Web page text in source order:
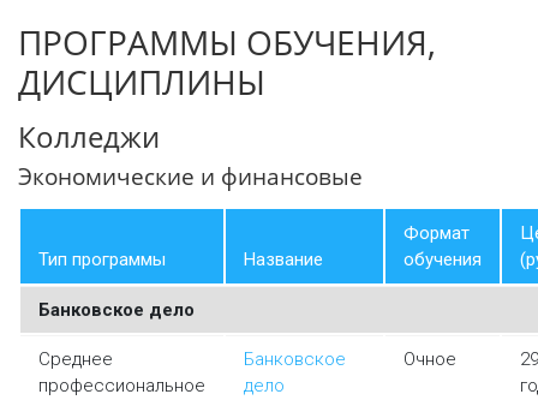
ПРОГРАММЫ ОБУЧЕНИЯ,
ДИСЦИПЛИНЫ
Колледжи
Экономические и финансовые
Тип программы Название
Формат
обучения
Банковское дело
Среднее
профессиональное
Банковское
дело
Очное